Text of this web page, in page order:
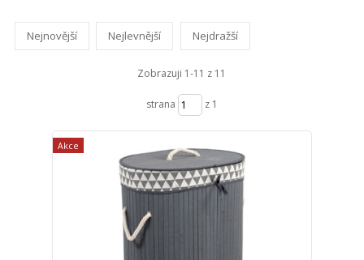
Nejnovější Nejlevnější Nejdražší
Zobrazuji 1-11 z 11
strana z 1
Akce